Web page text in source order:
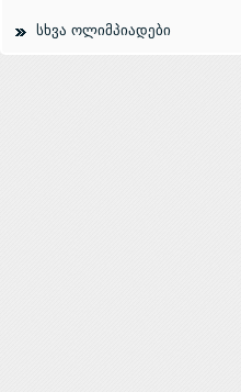
სხვა ოლიმპიადები